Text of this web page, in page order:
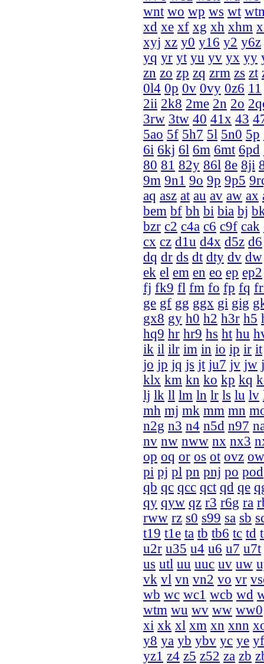
wnt wo wp ws wt
xd xe xf xg xh xhm
xyj xz y0 y16 y2 y6z
yq yr yt yu yv yx yy
zn zo zp zq zrm zs zt
0l4 0p 0v 0vy 0z6 11
2ii 2k8 2me 2n 2o
3rw 3tw 40 41x 43
5ao 5f 5h7 5l 5n0 5p
6i 6kj 6l 6m 6mt 6pd
80 81 82y 86l 8e 8ji
9m 9n1 9o 9p 9p5
aq asz at au av aw ax
bem bf bh bi bia bj
bzr c2 c4a c6 c9f cak
cx cz d1u d4x d5z d6
dq dr ds dt dty dv dw
ek el em en eo ep ep2
fj fk9 fl fm fo fp fq
ge gf gg ggx gi gig
gx8 gy h0 h2 h3r h5
hq9 hr hr9 hs ht hu
ik il ilr im in io ip ir it
jo jp jq js jt ju7 jv jw
klx km kn ko kp kq
lj lk ll lm ln lr ls lu lv
mh mj mk mm mn
n2g n3 n4 n5d n97
nv nw nww nx nx3
op oq or os ot ovz ow
pi pj pl pn pnj po pod
qb qc qcc qct qd qe
qy qyw qz r3 r6g ra
rww rz s0 s99 sa sb
t19 t1e ta tb tb6 tc td
u2r u35 u4 u6 u7 u7t
us utl uu uuc uv uw
vk vl vn vn2 vo vr
wb wc wc1 wcb wd
wtm wu wv ww ww0
xi xk xl xm xn xnn
y8 ya yb ybv yc ye yf
yz1 z4 z5 z52 za zb